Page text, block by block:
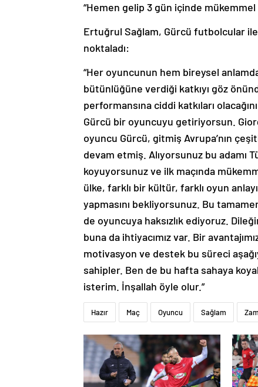
“Hemen gelip 3 gün içinde
Ertuğrul Sağlam, Gürcü futbolcular
noktaladı:
“Her oyuncunun hem bireysel
bütünlüğüne verdiği katkıyı göz
performansına ciddi katkıları
Gürcü bir oyuncuyu getiriyorsun.
oyuncu Gürcü, gitmiş Avrupa’nın
devam etmiş. Alıyorsunuz bu adamı
koyuyorsunuz ve ilk maçında
ülke, farklı bir kültür, farklı oyun
yapmasını bekliyorsunuz. Bu
de oyuncuya haksızlık ediyoruz.
buna da ihtiyacımız var. Bir
motivasyon ve destek bu süreci
sahipler. Ben de bu hafta sahaya
isterim. İnşallah öyle olur.”
Hazır Maç Oyuncu Sağlam